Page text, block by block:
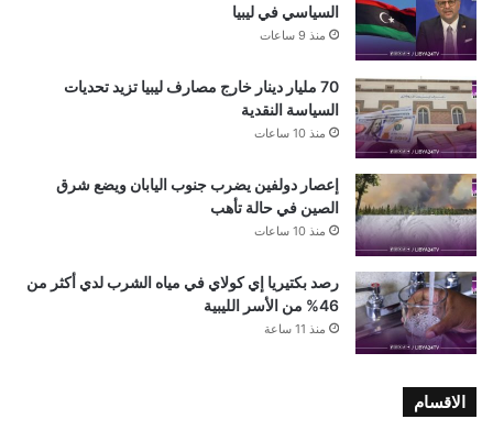
السياسي في ليبيا
منذ 9 ساعات
70 مليار دينار خارج مصارف ليبيا تزيد تحديات
السياسة النقدية
منذ 10 ساعات
إعصار دولفين يضرب جنوب اليابان ويضع شرق
الصين في حالة تأهب
منذ 10 ساعات
رصد بكتيريا إي كولاي في مياه الشرب لدي أكثر من
46% من الأسر الليبية
منذ 11 ساعة
الاقسام